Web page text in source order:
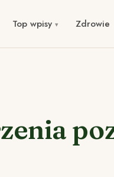
Top wpisy Zdrowie